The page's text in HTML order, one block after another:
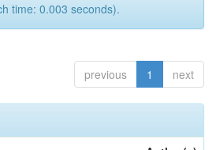
time: 0.003 seconds).
previous 1 next